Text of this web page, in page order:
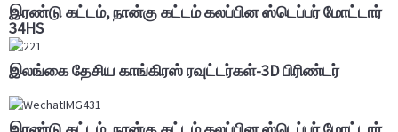
இரண்டு கட்டம், நான்கு கட்டம் கலப்பின ஸ்டெப்பர் மோட்டார்
34HS
இலங்கை தேசிய காங்கிரஸ் ரவுட்டர்கள்-3D பிரிண்டர்